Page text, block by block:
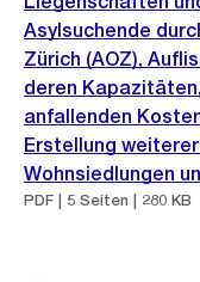
Asylsuchende
Zürich (AOZ),
deren
anfallenden
Erstellung
Wohnsiedlungen
PDF | 5 Seiten | 280 KB